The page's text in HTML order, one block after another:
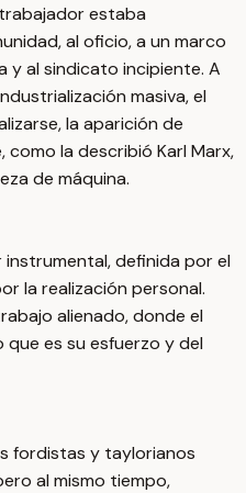
estaba
al oficio, a un marco
y al sindicato incipiente. A
masiva, el
la aparición de
la describió Karl Marx,
de máquina.
definida por el
la realización personal.
alienado, donde el
es su esfuerzo y del
fordistas y taylorianos
al mismo tiempo,